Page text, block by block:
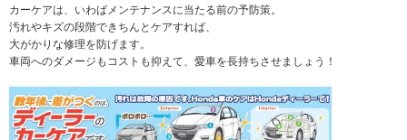
カーケアは、いわばメンテナンスに当たる前の予防策。
汚れやキズの段階できちんとケアすれば、
大がかりな修理を防げます。
車両へのダメージもコストも抑えて、愛車を長持ちさせましょう！